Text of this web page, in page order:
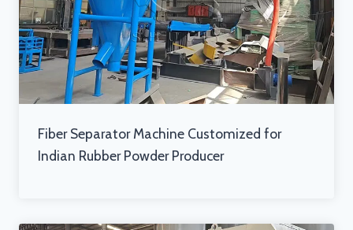
Fiber Separator Machine Customized for
Indian Rubber Powder Producer